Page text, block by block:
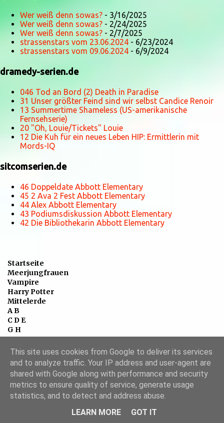
Wer weiß denn sowas? - 3/16/2025
Wer weiß denn sowas? - 2/24/2025
Wer weiß denn sowas? - 2/7/2025
strassenstars vom 23.06.2024 - 6/23/2024
strassenstars vom 09.06.2024 - 6/9/2024
dramedy-serien.de
046 Tod an Bord (2) Death in Paradise
31 Unser größter Feind sind wir selbst Candice Renoir
13 Summertime Shameless (US-amerikanische
Fernsehserie)
20 "Oh, Louie/Tickets" Louie
12 Die Kuh für ein neues Leben HIP: Ermittlerin mit
Mords-IQ
sitcomserien.de
46 Doppeldate Abbott Elementary
45 2 Ava 2 Fest Abbott Elementary
44 Alex Abbott Elementary
43 Podiumsdiskussion Abbott Elementary
42 Die Bibliothekarin Abbott Elementary
Startseite
Meerjungfrauen
Vampire
Harry Potter
Mittelerde
A B
C D E
G H
I J K
L M
N O P
Q R S
T - Z
Beliebte Posts
This site uses cookies from Google to deliver its services
and to analyze traffic. Your IP address and user-agent are
shared with Google along with performance and security
metrics to ensure quality of service, generate usage
statistics, and to detect and address abuse.
LEARN MORE
GOT IT